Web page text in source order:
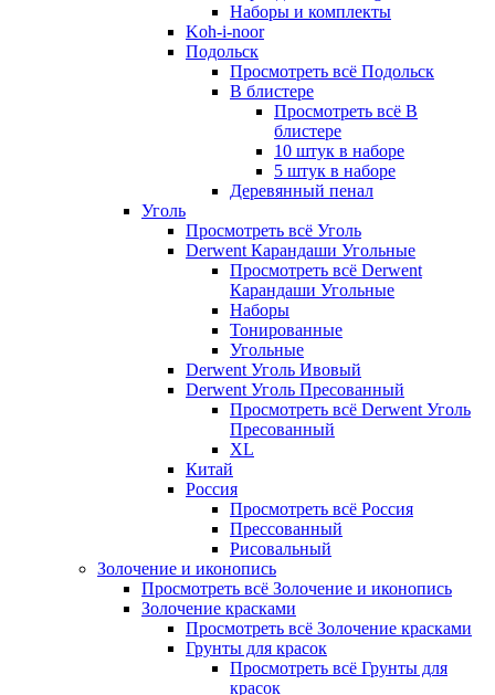
Наборы и комплекты
Koh-i-noor
Подольск
Просмотреть всё Подольск
В блистере
Просмотреть всё В
блистере
10 штук в наборе
5 штук в наборе
Деревянный пенал
Уголь
Просмотреть всё Уголь
Derwent Карандаши Угольные
Просмотреть всё Derwent
Карандаши Угольные
Наборы
Тонированные
Угольные
Derwent Уголь Ивовый
Derwent Уголь Пресованный
Просмотреть всё Derwent Уголь
Пресованный
XL
Китай
Россия
Просмотреть всё Россия
Прессованный
Рисовальный
Золочение и иконопись
Просмотреть всё Золочение и иконопись
Золочение красками
Просмотреть всё Золочение красками
Грунты для красок
Просмотреть всё Грунты для
красок